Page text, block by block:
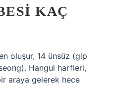
KAÇ
oluşur, 14 ünsüz (gip
Hangul harfleri,
araya gelerek hece